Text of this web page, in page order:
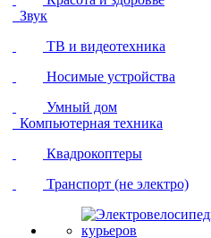
Звук
ТВ и видеотехника
Носимые устройства
Умный дом
Компьютерная техника
Квадрокоптеры
Транспорт (не электро)